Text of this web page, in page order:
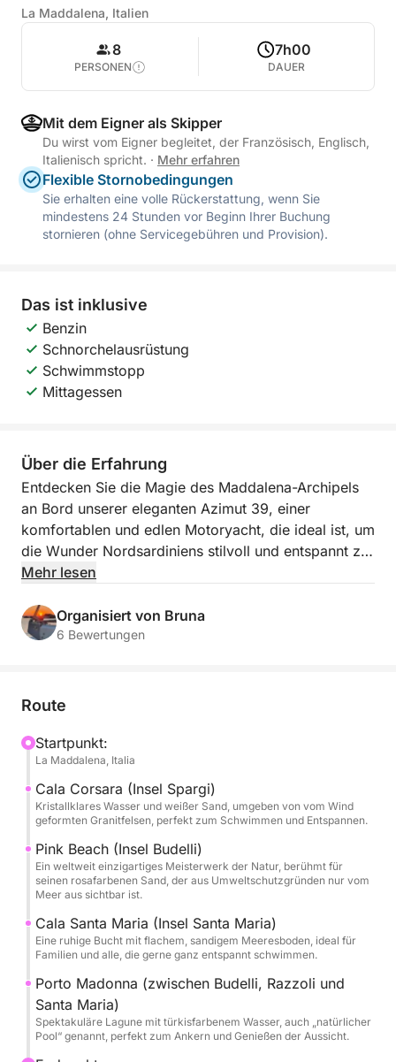
La Maddalena, Italien
8
PERSONEN
7h00
DAUER
Mit dem Eigner als Skipper
Du wirst vom Eigner begleitet, der Französisch, Englisch,
Italienisch spricht. · Mehr erfahren
Flexible Stornobedingungen
Sie erhalten eine volle Rückerstattung, wenn Sie
mindestens 24 Stunden vor Beginn Ihrer Buchung
stornieren (ohne Servicegebühren und Provision).
Das ist inklusive
Benzin
Schnorchelausrüstung
Schwimmstopp
Mittagessen
Über die Erfahrung
Entdecken Sie die Magie des Maddalena-Archipels
an Bord unserer eleganten Azimut 39, einer
komfortablen und edlen Motoryacht, die ideal ist, um
die Wunder Nordsardiniens stilvoll und entspannt zu
erkunden. Ausgehend vom Hafen von Palau oder La
unvergesslichen Erlebnis inmitten des kristallklaren
Wassers und der atemberaubenden Landschaft der
Tagsüber segeln wir zwischen den berühmtesten
Buchten und goldenem Sand; Budelli, berühmt für
seinen eindrucksvollen Pink Beach, einen der
spektakulärsten der Welt (um seine Schönheit zu
bewahren, nur vom Meer aus erreichbar); und Santa
Maria, perfekt für ein Bad im seichten,
türkisfarbenen Wasser.
Die Azimut 39 bietet große Außenbereiche zum
Sonnenbaden, eine Liegewiese im Bug, ein
komfortables Cockpit achtern zum Entspannen im
Schatten und eine Panorama-Flybridge, von der aus
Sie atemberaubende Ausblicke genießen können. An
Bord erwarten Sie Komfort, Professionalität und
Gastfreundschaft: Unser erfahrener Skipper erzählt
Ihnen gerne Anekdoten und Kuriositäten über die
Mehr lesen
Organisiert von Bruna
6 Bewertungen
Route
Startpunkt:
La Maddalena, Italia
Cala Corsara (Insel Spargi)
Kristallklares Wasser und weißer Sand, umgeben von vom Wind
geformten Granitfelsen, perfekt zum Schwimmen und Entspannen.
Pink Beach (Insel Budelli)
Ein weltweit einzigartiges Meisterwerk der Natur, berühmt für
seinen rosafarbenen Sand, der aus Umweltschutzgründen nur vom
Meer aus sichtbar ist.
Cala Santa Maria (Insel Santa Maria)
Eine ruhige Bucht mit flachem, sandigem Meeresboden, ideal für
Familien und alle, die gerne ganz entspannt schwimmen.
Porto Madonna (zwischen Budelli, Razzoli und
Santa Maria)
Spektakuläre Lagune mit türkisfarbenem Wasser, auch „natürlicher
Pool“ genannt, perfekt zum Ankern und Genießen der Aussicht.